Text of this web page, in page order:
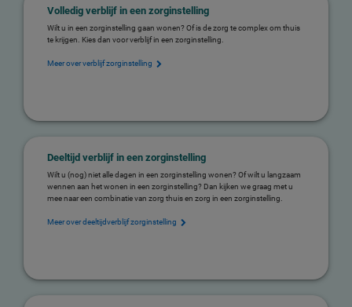
Volledig verblijf in een zorginstelling
Wilt u in een zorginstelling gaan wonen? Of is de zorg te complex om thuis
te krijgen. Kies dan voor verblijf in een zorginstelling.
Meer over verblijf zorginstelling
Deeltijd verblijf in een zorginstelling
Wilt u (nog) niet alle dagen in een zorginstelling wonen? Of wilt u langzaam
wennen aan het wonen in een zorginstelling? Dan kijken we graag met u
mee naar een combinatie van zorg thuis en zorg in een zorginstelling.
Meer over deeltijdverblijf zorginstelling